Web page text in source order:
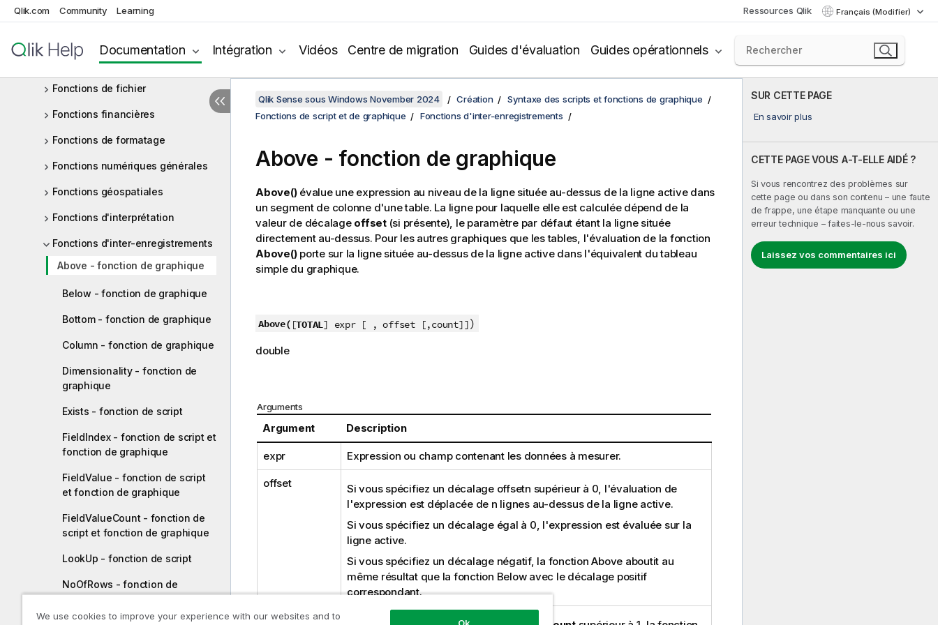
Qlik.com Community Learning Ressources Qlik Français (Modifier)
Documentation Intégration Vidéos Centre de migration Guides d'évaluation Guides opérationnels
Fonctions exponentielles et
Fonctions de champ
Fonctions de fichier
Fonctions financières
Fonctions de formatage
Fonctions numériques générales
Fonctions géospatiales
Fonctions d'interprétation
Fonctions d'inter-enregistrements
Above - fonction de graphique
Below - fonction de graphique
Bottom - fonction de graphique
Column - fonction de graphique
Dimensionality - fonction de
graphique
Exists - fonction de script
FieldIndex - fonction de script et
fonction de graphique
FieldValue - fonction de script
et fonction de graphique
FieldValueCount - fonction de
script et fonction de graphique
LookUp - fonction de script
NoOfRows - fonction de
graphique
SUR CETTE PAGE
En savoir plus
CETTE PAGE VOUS A-T-ELLE AIDÉ ?
Si vous rencontrez des problèmes sur
cette page ou dans son contenu – une faute
de frappe, une étape manquante ou une
erreur technique – faites-le-nous savoir.
Laissez vos commentaires ici
Qlik Sense sous Windows November 2024 Création
Syntaxe des scripts et fonctions de graphique
Fonctions de script et de graphique
Fonctions d'inter-enregistrements
Above - fonction de graphique
Above()évalue une expression au niveau de la ligne située au-dessus de la ligne active dans
un segment de colonne d'une table. La ligne pour laquelle elle est calculée dépend de la
valeur de décalage offset(si présente), le paramètre par défaut étant la ligne située
directement au-dessus. Pour les autres graphiques que les tables, l'évaluation de la fonction
Above()porte sur la ligne située au-dessus de la ligne active dans l'équivalent du tableau
simple du graphique.
Above( [TOTAL] expr [ , offset [,count]])
double
Arguments
Argument Description
expr Expression ou champ contenant les données à mesurer.
offset Si vous spécifiez un décalage offsetn supérieur à 0, l'évaluation de
l'expression est déplacée de n lignes au-dessus de la ligne active.
Si vous spécifiez un décalage égal à 0, l'expression est évaluée sur la
ligne active.
Si vous spécifiez un décalage négatif, la fonctionAbove aboutit au
même résultat que la fonction Belowavec le décalage positif
correspondant.
count
We use cookies to improve your experience with our websites and to